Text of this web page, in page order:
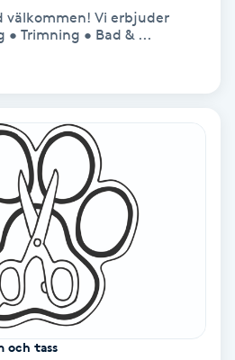
välkommen! Vi erbjuder
Trimning • Bad & ...
och tass